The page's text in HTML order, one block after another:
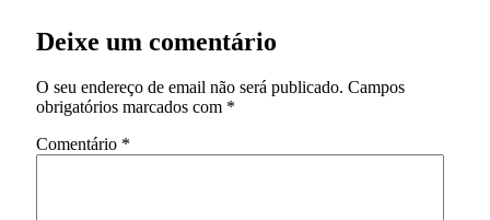
Deixe um comentário
O seu endereço de email não será publicado. Campos
obrigatórios marcados com *
Comentário *